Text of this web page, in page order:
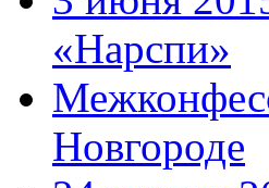
«Нарспи»
Новгороде